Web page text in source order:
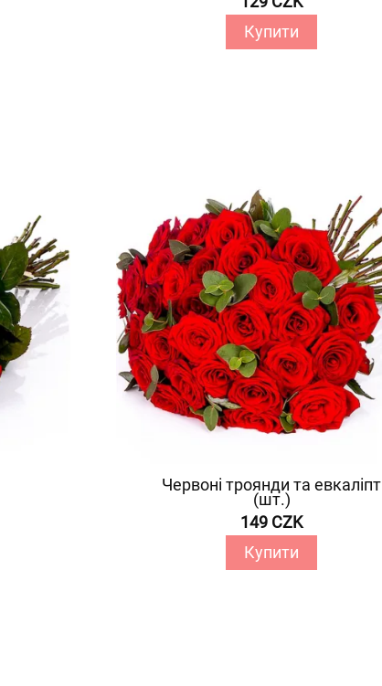
Купити
Червоні троянди та евкаліпт
(шт.)
149 CZK
Купити